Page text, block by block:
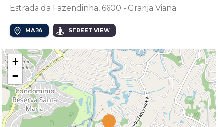
Estrada da Fazendinha, 6600 - Granja Viana
MAPA STREET VIEW
+
−